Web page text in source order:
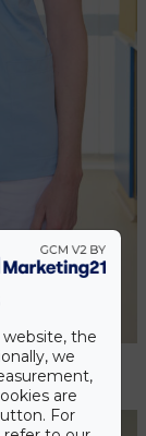
the
we
are
For